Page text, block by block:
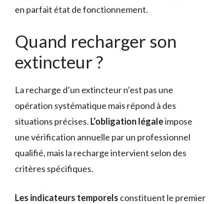
en parfait état de fonctionnement.
Quand recharger son
extincteur ?
La recharge d’un extincteur n’est pas une
opération systématique mais répond à des
situations précises. L’obligation légaleimpose
une vérification annuelle par un professionnel
qualifié, mais la recharge intervient selon des
critères spécifiques.
Les indicateurs temporels constituent le premier